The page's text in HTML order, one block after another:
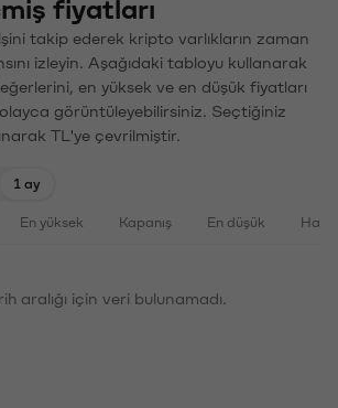
fiyatları
takip ederek kripto varlıkların zaman
izleyin. Aşağıdaki tabloyu kullanarak
en yüksek ve en düşük fiyatları
görüntüleyebilirsiniz. Seçtiğiniz
TL'ye çevrilmiştir.
1 ay
En yüksek Kapanış En düşük
aralığı için veri bulunamadı.